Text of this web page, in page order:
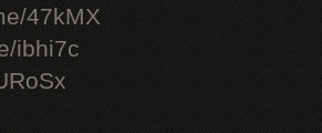
47kMX
ibhi7c